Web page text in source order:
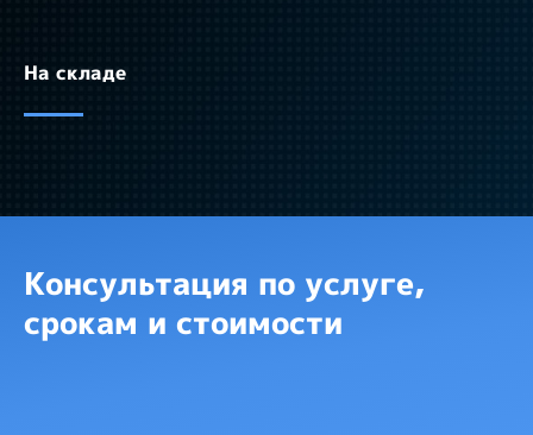
На складе
Консультация по услуге,
срокам и стоимости